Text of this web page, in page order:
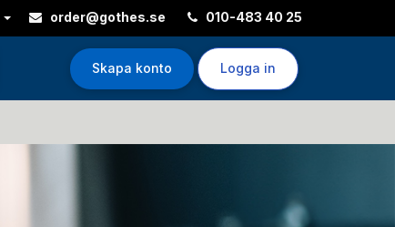
order@gothes.se 010-483 40 25
Skapa konto Logga in